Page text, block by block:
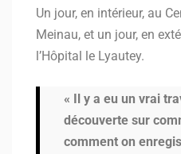
Un jour, en intérieur, au
Meinau, et un jour, en
l’Hôpital le Lyautey.
« Il y a eu un vrai
découverte sur
comment on